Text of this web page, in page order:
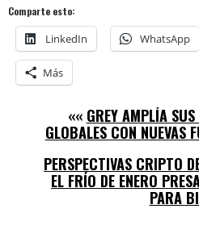
Comparte esto:
LinkedIn WhatsApp
Más
«« GREY AMPLÍA
GLOBALES CON NUEVAS
PERSPECTIVAS CRIPTO
EL FRÍO DE ENERO
PARA